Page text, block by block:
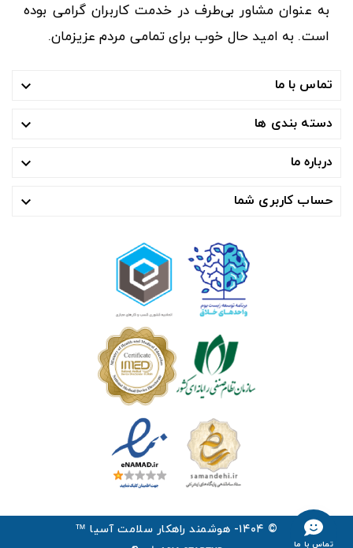
به عنوان مشاور بی‌طرف در خدمت کاربران گرامی بوده
است. به امید حال خوب برای تمامی مردم عزیزمان.
تماس با ما 
دسته بندی ها 
درباره ما 
حساب کاربری شما 
© ۱۴۰۴- هوشمند راهکار سلامت آسیا ™